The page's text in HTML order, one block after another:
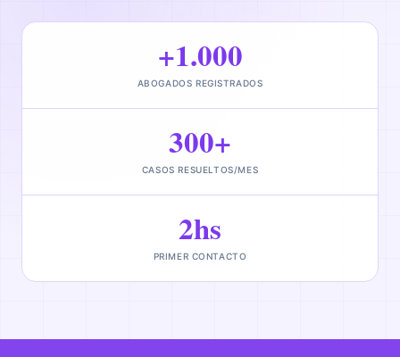
+1.000
ABOGADOS REGISTRADOS
300+
CASOS RESUELTOS/MES
2hs
PRIMER CONTACTO